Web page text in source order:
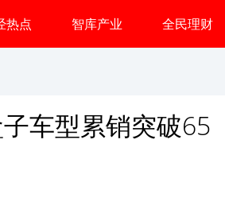
热点 智库产业 全民理财
车型累销突破65